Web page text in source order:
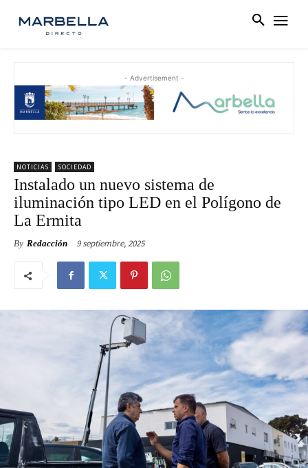
- Advertisement -
NOTICIAS SOCIEDAD
Instalado un nuevo sistema de
iluminación tipo LED en el Polígono de
La Ermita
By Redacción 9 septiembre, 2025